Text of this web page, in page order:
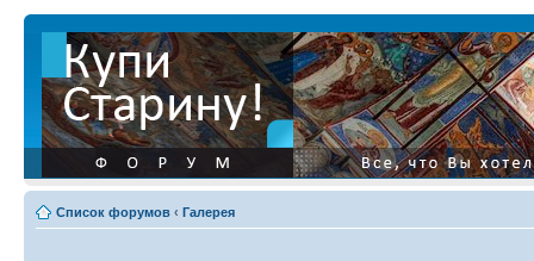
Список форумов ‹ Галерея